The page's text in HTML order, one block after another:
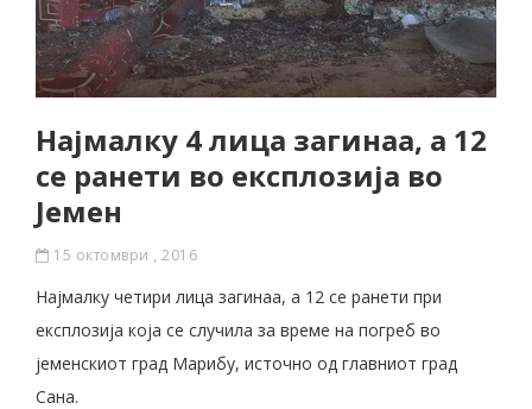
Најмалку 4 лица загинаа, а 12
се ранети во експлозија во
Јемен
15 октомври , 2016
Најмалку четири лица загинаа, а 12 се ранети при
експлозија која се случила за време на погреб во
јеменскиот град Марибу, источно од главниот град
Сана.